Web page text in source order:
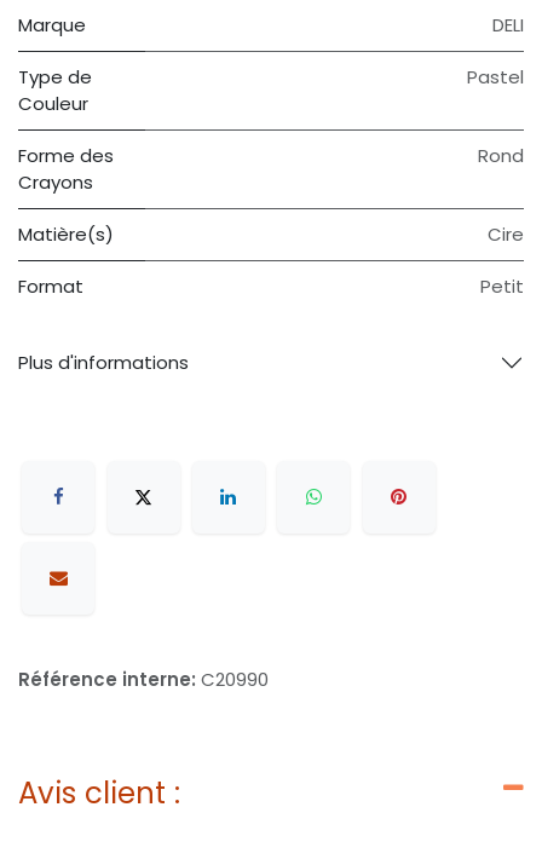
Marque DELI
Type de
Couleur
Pastel
Forme des
Crayons
Rond
Matière(s) Cire
Format Petit
Plus d'informations
Référence interne: C20990
Avis client :